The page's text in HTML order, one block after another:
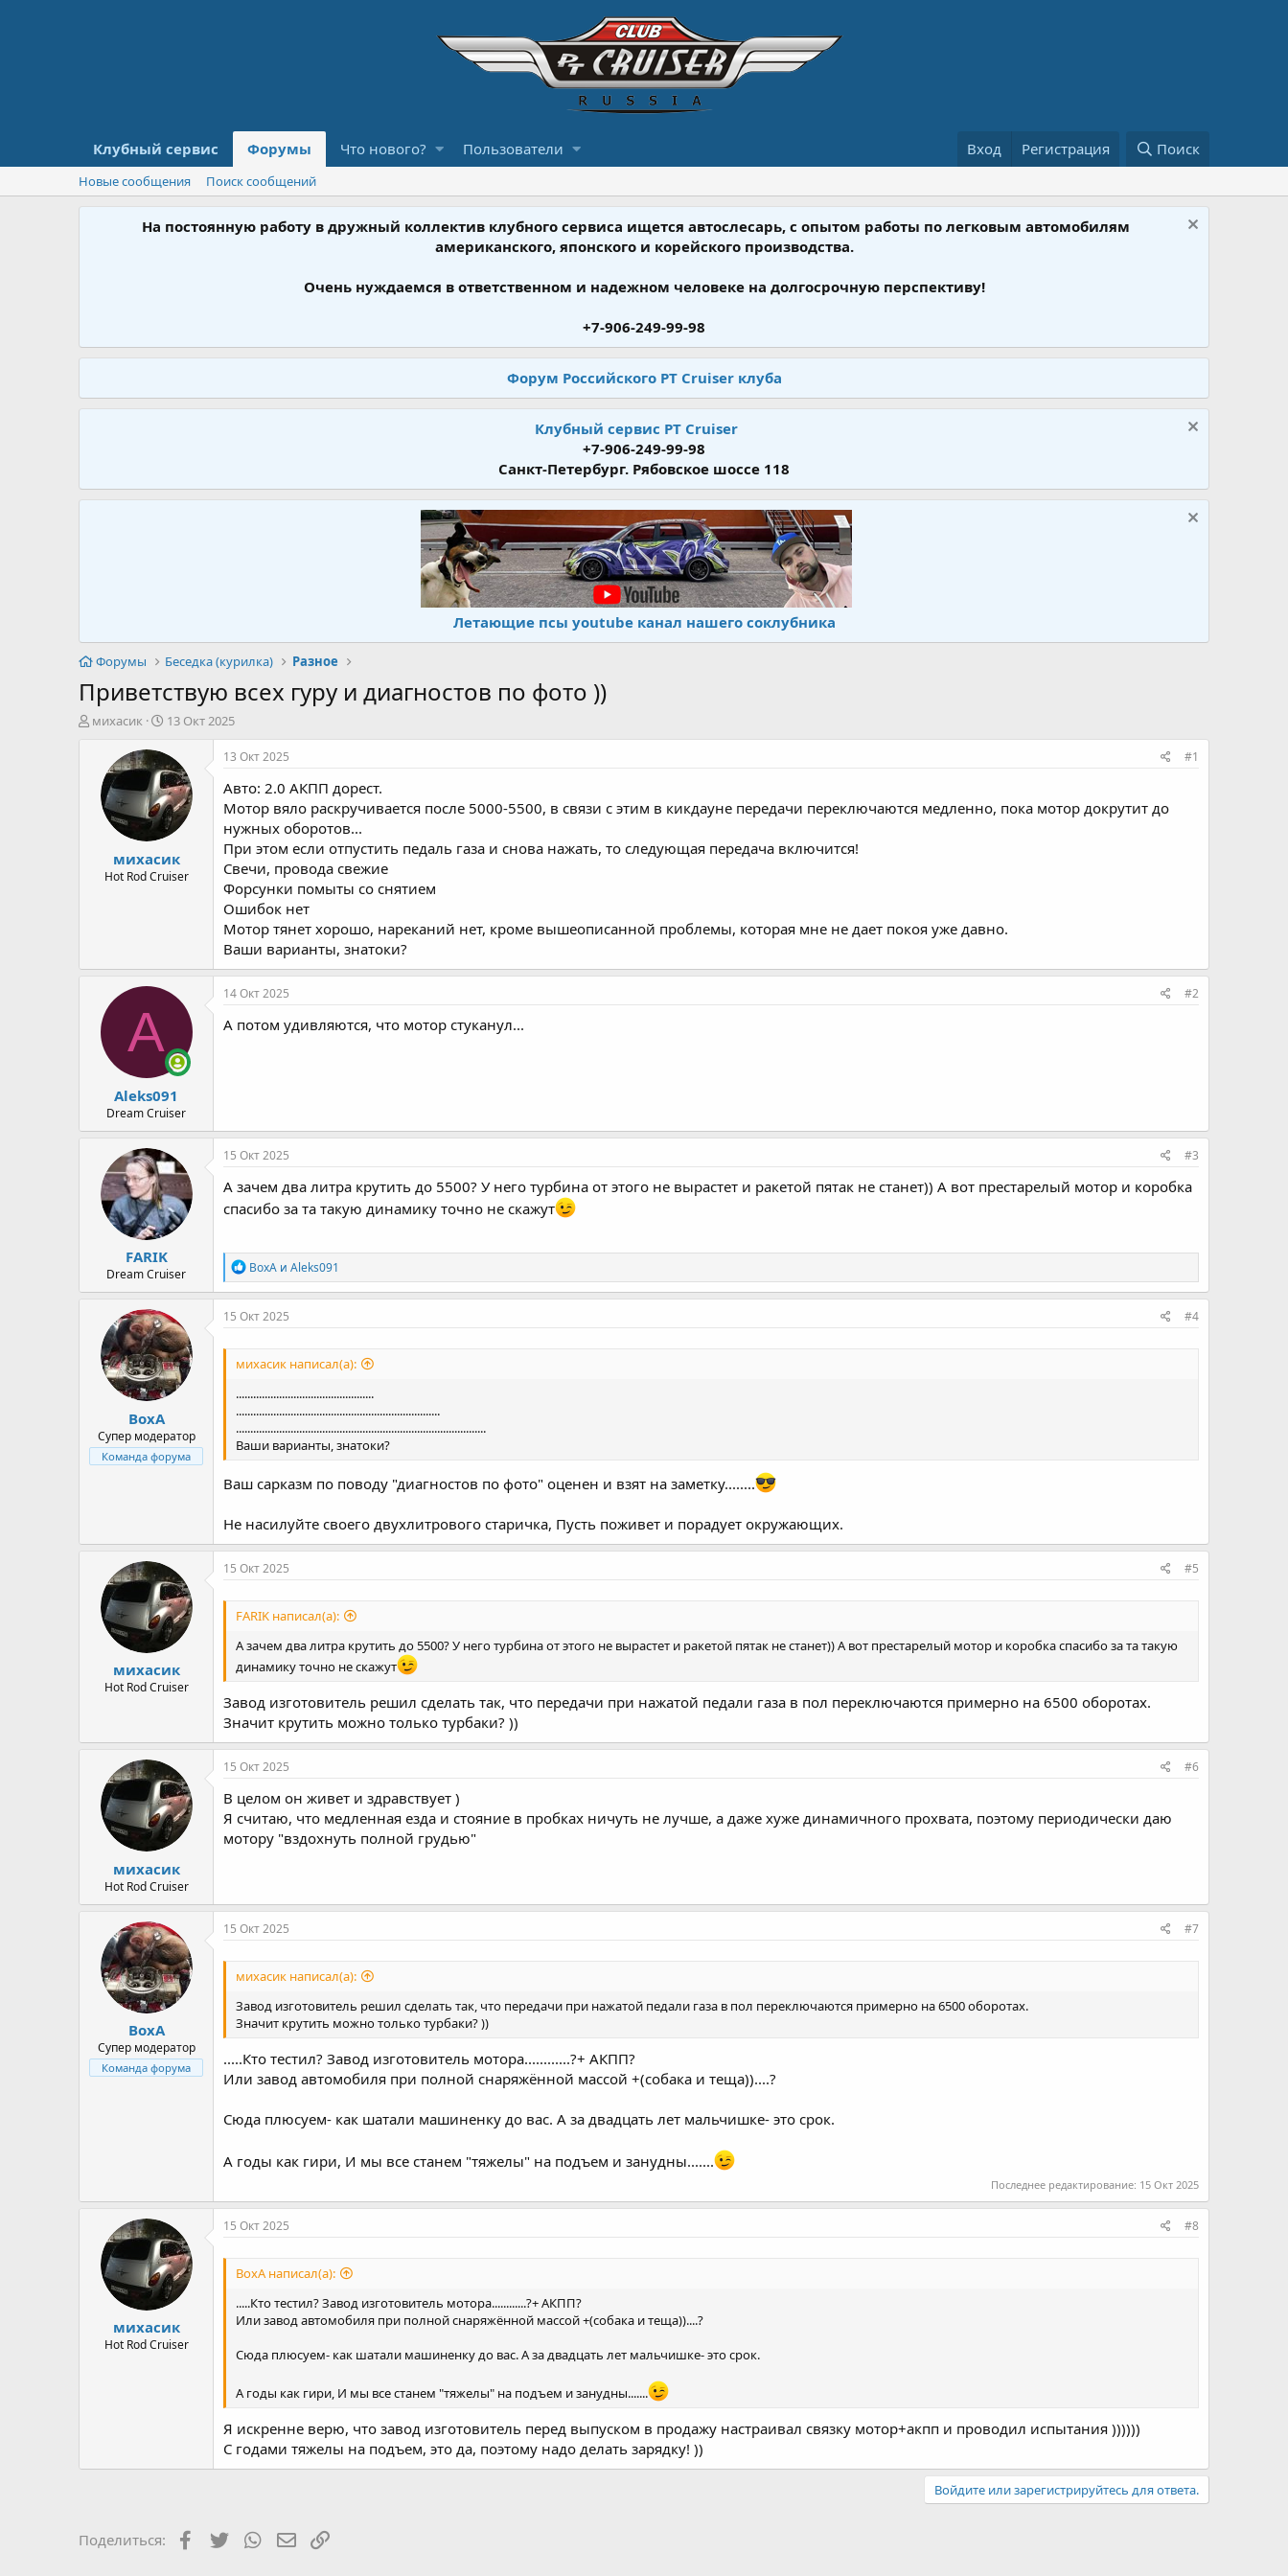
Клубный сервис Форумы Что нового? Пользователи Вход Регистрация Поиск
Новые сообщения Поиск сообщений
На постоянную работу в дружный коллектив клубного сервиса ищется автослесарь, с опытом работы по легковым автомобилям
американского, японского и корейского производства.
Очень нуждаемся в ответственном и надежном человеке на долгосрочную перспективу!
+7-906-249-99-98
Форум Российского PT Cruiser клуба
Клубный сервис PT Cruiser
+7-906-249-99-98
Санкт-Петербург. Рябовское шоссе 118
Летающие псы youtube канал нашего соклубника
Форумы Беседка (курилка) Разное
Приветствую всех гуру и диагностов по фото ))
А
михасик
Д
т
а
н
а
ч
а
л
а
13 Окт 2025
михасик
Hot Rod Cruiser
13 Окт 2025 #1
Авто: 2.0 АКПП дорест.
Мотор вяло раскручивается после 5000-5500, в связи с этим в кикдауне передачи переключаются медленно, пока мотор докрутит до
нужных оборотов...
При этом если отпустить педаль газа и снова нажать, то следующая передача включится!
Свечи, провода свежие
Форсунки помыты со снятием
Ошибок нет
Мотор тянет хорошо, нареканий нет, кроме вышеописанной проблемы, которая мне не дает покоя уже давно.
Ваши варианты, знатоки?
A
Aleks091
Dream Cruiser
14 Окт 2025 #2
А потом удивляются, что мотор стуканул...
FARIK
Dream Cruiser
15 Окт 2025 #3
А зачем два литра крутить до 5500? У него турбина от этого не вырастет и ракетой пятак не станет)) А вот престарелый мотор и коробка
спасибо за та такую динамику точно не скажут
Р
е
а
к
:
ВохА и Aleks091
ВохА
Супер модератор
Команда форума
15 Окт 2025 #4
михасик написал(а):
................................................
.......................................................................
.......................................................................................
Ваши варианты, знатоки?
Ваш сарказм по поводу "диагностов по фото" оценен и взят на заметку........
Не насилуйте своего двухлитрового старичка, Пусть поживет и порадует окружающих.
михасик
Hot Rod Cruiser
15 Окт 2025 #5
FARIK написал(а):
А зачем два литра крутить до 5500? У него турбина от этого не вырастет и ракетой пятак не станет)) А вот престарелый мотор и коробка спасибо за та такую
динамику точно не скажут
Завод изготовитель решил сделать так, что передачи при нажатой педали газа в пол переключаются примерно на 6500 оборотах.
Значит крутить можно только турбаки? ))
михасик
Hot Rod Cruiser
15 Окт 2025 #6
В целом он живет и здравствует )
Я считаю, что медленная езда и стояние в пробках ничуть не лучше, а даже хуже динамичного прохвата, поэтому периодически даю
мотору "вздохнуть полной грудью"
ВохА
Супер модератор
Команда форума
15 Окт 2025 #7
михасик написал(а):
Завод изготовитель решил сделать так, что передачи при нажатой педали газа в пол переключаются примерно на 6500 оборотах.
Значит крутить можно только турбаки? ))
.....Кто тестил? Завод изготовитель мотора............?+ АКПП?
Или завод автомобиля при полной снаряжённой массой +(собака и теща))....?
Сюда плюсуем- как шатали машиненку до вас. А за двадцать лет мальчишке- это срок.
А годы как гири, И мы все станем "тяжелы" на подъем и занудны.......
Последнее редактирование: 15 Окт 2025
михасик
Hot Rod Cruiser
15 Окт 2025 #8
ВохА написал(а):
.....Кто тестил? Завод изготовитель мотора............?+ АКПП?
Или завод автомобиля при полной снаряжённой массой +(собака и теща))....?
Сюда плюсуем- как шатали машиненку до вас. А за двадцать лет мальчишке- это срок.
А годы как гири, И мы все станем "тяжелы" на подъем и занудны.......
Я искренне верю, что завод изготовитель перед выпуском в продажу настраивал связку мотор+акпп и проводил испытания ))))))
С годами тяжелы на подъем, это да, поэтому надо делать зарядку! ))
Войдите или зарегистрируйтесь для ответа.
Поделиться: Facebook
TwitterWhatsAppЭлектронная почта
Ссылка